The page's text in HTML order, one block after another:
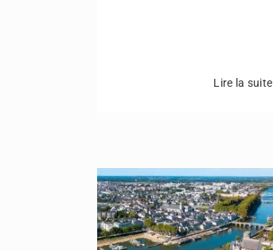
Lire la suite